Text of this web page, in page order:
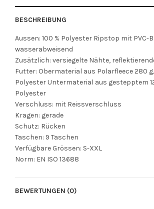
BESCHREIBUNG
Aussen: 100 % Polyester Ripstop mit PVC-
wasserabweisend
Zusätzlich: versiegelte Nähte,
Futter: Obermaterial aus Polarfleece 280
Polyester Untermaterial aus gestepptem
Polyester
Verschluss: mit Reissverschluss
Kragen: gerade
Schutz: Rücken
Taschen: 9 Taschen
Verfügbare Grössen: S-XXL
Norm: EN ISO 13688
BEWERTUNGEN (0)